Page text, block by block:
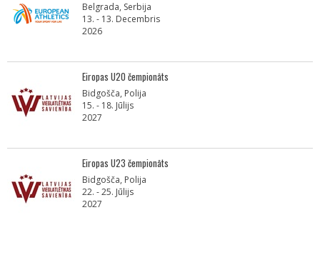
Belgrada, Serbija
13. - 13. Decembris
2026
Eiropas U20 čempionāts
Bidgošča, Polija
15. - 18. Jūlijs
2027
Eiropas U23 čempionāts
Bidgošča, Polija
22. - 25. Jūlijs
2027